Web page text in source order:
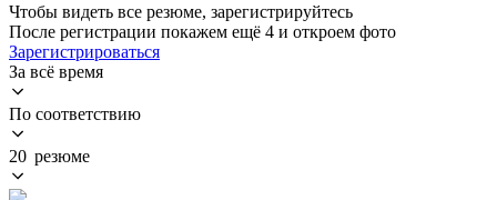
Чтобы видеть все резюме, зарегистрируйтесь
После регистрации покажем ещё 4 и откроем фото
Зарегистрироваться
За всё время
По соответствию
20 резюме